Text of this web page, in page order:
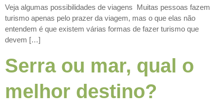
Veja algumas possibilidades de viagens Muitas pessoas fazem
turismo apenas pelo prazer da viagem, mas o que elas não
entendem é que existem várias formas de fazer turismo que
devem […]
Serra ou mar, qual o
melhor destino?